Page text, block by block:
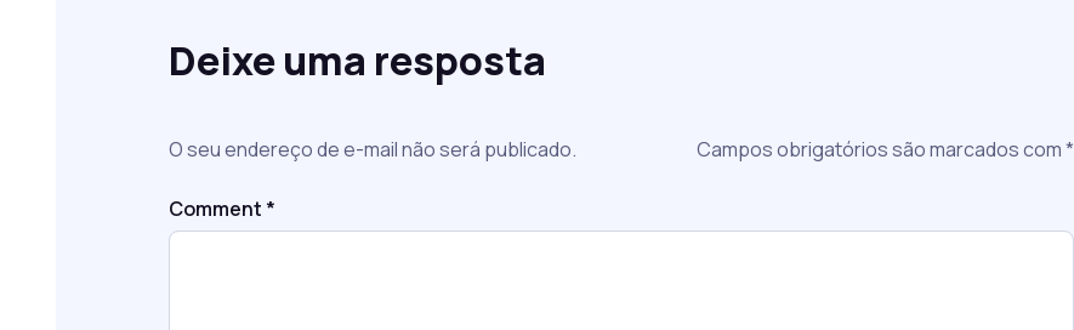
Deixe uma resposta
O seu endereço de e-mail não será publicado. Campos obrigatórios são marcados com*
Comment *